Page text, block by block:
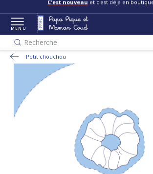
C'est nouveau et c'est déjà en
MENU
Recherche
Petit chouchou